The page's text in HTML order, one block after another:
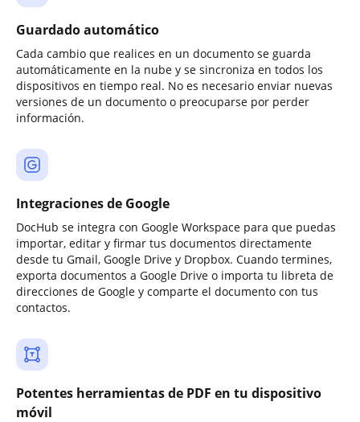
Guardado automático
Cada cambio que realices en un documento se guarda
automáticamente en la nube y se sincroniza en todos los
dispositivos en tiempo real. No es necesario enviar nuevas
versiones de un documento o preocuparse por perder
información.
Integraciones de Google
DocHub se integra con Google Workspace para que puedas
importar, editar y firmar tus documentos directamente
desde tu Gmail, Google Drive y Dropbox. Cuando termines,
exporta documentos a Google Drive o importa tu libreta de
direcciones de Google y comparte el documento con tus
contactos.
Potentes herramientas de PDF en tu dispositivo
móvil